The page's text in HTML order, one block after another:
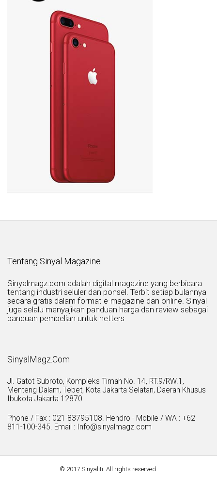
Tentang Sinyal Magazine
Sinyalmagz.com adalah digital magazine yang berbicara
tentang industri seluler dan ponsel. Terbit setiap bulannya
secara gratis dalam format e-magazine dan online. Sinyal
juga selalu menyajikan panduan harga dan review sebagai
panduan pembelian untuk netters
SinyalMagz.Com
Jl. Gatot Subroto, Kompleks Timah No. 14, RT.9/RW.1,
Menteng Dalam, Tebet, Kota Jakarta Selatan, Daerah Khusus
Ibukota Jakarta 12870
Phone / Fax : 021-83795108. Hendro - Mobile / WA : +62
811-100-345. Email : Info@sinyalmagz.com
© 2017 Sinyaliti. All rights reserved.